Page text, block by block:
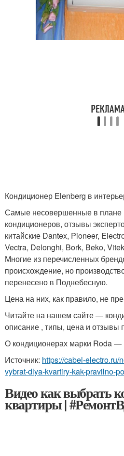
Кондиционер Elenberg в
Самые несовершенные в плане
кондиционеров, отзывы
китайские Dantex, Pioneer,
Vectra, Delonghi, Bork, Beko,
Многие из перечисленных
происхождение, но
перенесено в Поднебесную.
Цена на них, как правило, не
Читайте на нашем сайте —
описание , типы, цена и отзывы
О кондиционерах марки Roda —
Источник: https://cabel-electro.ru/
vybrat-dlya-kvartiry-kak-pravilno-
Видео как выбрать
квартиры |